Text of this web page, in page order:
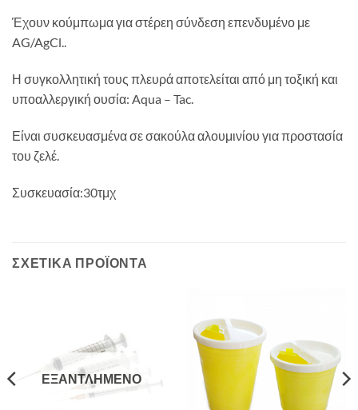
Έχουν κούμπωμα για στέρεη σύνδεση επενδυμένο με
AG/AgCl..
Η συγκολλητική τους πλευρά αποτελείται από μη τοξική και
υποαλλεργική ουσία: Aqua – Tac.
Είναι συσκευασμένα σε σακούλα αλουμινίου για προστασία
του ζελέ.
Συσκευασία:30τμχ
ΣΧΕΤΙΚΆ ΠΡΟΪΌΝΤΑ
ΕΞΑΝΤΛΗΜΈΝΟ